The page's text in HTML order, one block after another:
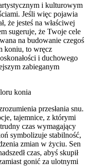
i kulturowym
Jeśli więc pojawia
że jesteś na właściwej
sugeruje, że Twoje cele
na budowanie czegoś
koniu, to wręcz
i duchowego
zabieganym
konia
przesłania snu.
tajemnice, z którymi
czas wymagający
symbolizuje stabilność,
zmian w życiu. Sen
czas, abyś skupił
gonić za ulotnymi